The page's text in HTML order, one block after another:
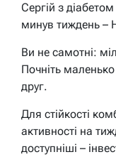
Сергій з
минув тиждень –
Ви не самотні:
Почніть
друг.
Для стійкості
активності на
доступніші –